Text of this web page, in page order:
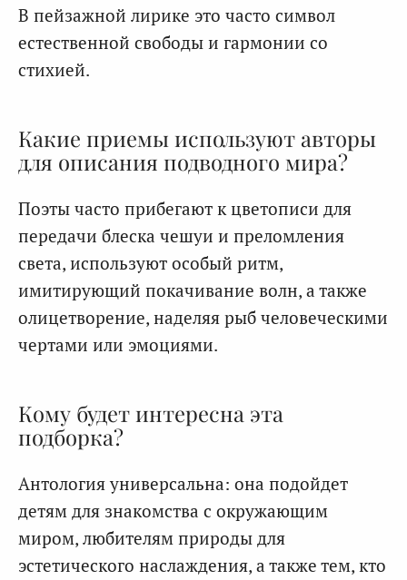
В пейзажной лирике это часто символ
естественной свободы и гармонии со
стихией.
Какие приемы используют авторы
для описания подводного мира?
Поэты часто прибегают к цветописи для
передачи блеска чешуи и преломления
света, используют особый ритм,
имитирующий покачивание волн, а также
олицетворение, наделяя рыб человеческими
чертами или эмоциями.
Кому будет интересна эта
подборка?
Антология универсальна: она подойдет
детям для знакомства с окружающим
миром, любителям природы для
эстетического наслаждения, а также тем, кто